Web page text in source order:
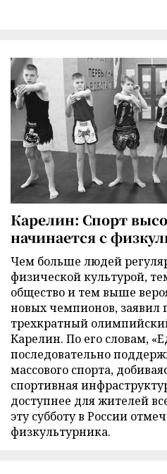
Карелин: Спорт
начинается с
Чем больше людей
физической культурой,
общество и тем выше
новых чемпионов, заявил
трехкратный
Карелин. По его словам,
последовательно
массового спорта,
спортивная
доступнее для жителей
эту субботу в России
физкультурника.